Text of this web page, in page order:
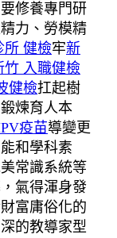
修養專門研
力、勞模精
所 健檢牢新
竹 入職健檢
健檢扛起樹
煉育人本
疫苗導變更
和學科素
常識系統等
氣得渾身發
富庸俗化的
的教導家型